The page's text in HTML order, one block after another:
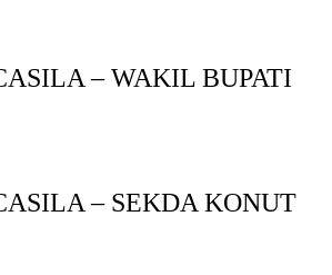
– WAKIL BUPATI
– SEKDA KONUT